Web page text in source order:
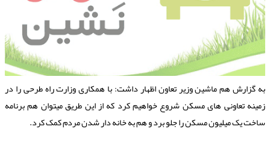
گزارش هم ماشین وزیر تعاون اظهار داشت: با همکاری وزارت راه طرحی را در
تعاونی های مسکن شروع خواهیم کرد که از این طریق میتوان هم برنامه
یک میلیون مسکن را جلو برد و هم به خانه دار شدن مردم کمک کرد.